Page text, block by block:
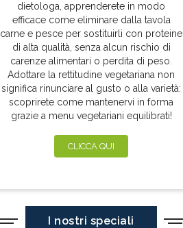
dietologa, apprenderete in modo
efficace come eliminare dalla tavola
carne e pesce per sostituirli con proteine
di alta qualità, senza alcun rischio di
carenze alimentari o perdita di peso.
Adottare la rettitudine vegetariana non
significa rinunciare al gusto o alla varietà:
scoprirete come mantenervi in forma
grazie a menu vegetariani equilibrati!
CLICCA QUI
I nostri speciali